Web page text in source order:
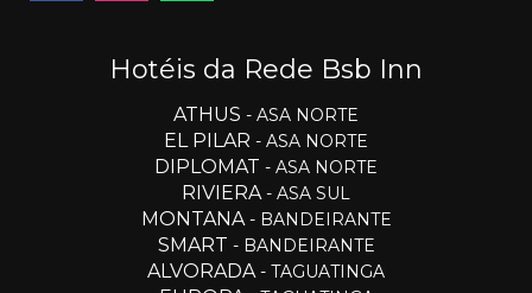
Hotéis da Rede Bsb Inn
ATHUS - ASA NORTE
EL PILAR - ASA NORTE
DIPLOMAT - ASA NORTE
RIVIERA- ASA SUL
MONTANA- BANDEIRANTE
SMART - BANDEIRANTE
ALVORADA- TAGUATINGA